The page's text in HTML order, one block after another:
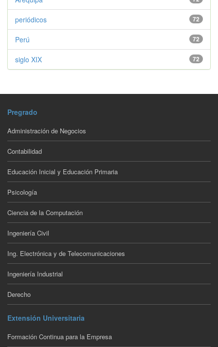
72
periódicos
72
Perú
72
siglo XIX
Pregrado
Administración de Negocios
Contabilidad
Educación Inicial y Educación Primaria
Psicología
Ciencia de la Computación
Ingeniería Civil
Ing. Electrónica y de Telecomunicaciones
Ingeniería Industrial
Derecho
Extensión Universitaria
Formación Continua para la Empresa